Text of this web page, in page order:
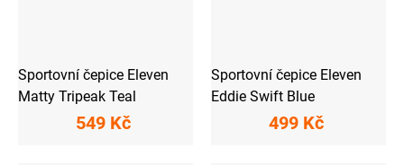
Sportovní čepice Eleven
Matty Tripeak Teal
549 Kč
Sportovní čepice Eleven
Eddie Swift Blue
499 Kč